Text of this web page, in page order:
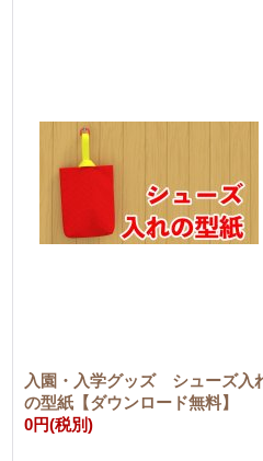
入園・入学グッズ シューズ入
の型紙【ダウンロード無料】
0円(税別)